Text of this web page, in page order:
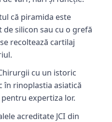
că piramida este
silicon sau cu o grefă
recoltează cartilaj
cu un istoric
în rinoplastia asiatică
expertiza lor.
acreditate JCI din